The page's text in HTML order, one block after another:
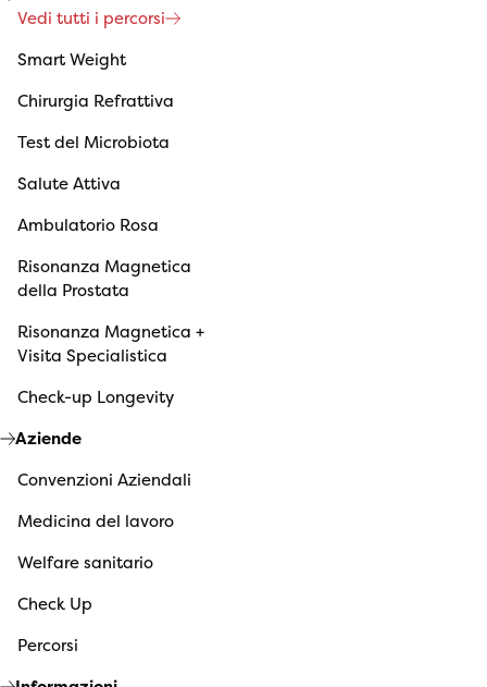
Vedi tutti i percorsi
Smart Weight
Chirurgia Refrattiva
Test del Microbiota
Salute Attiva
Ambulatorio Rosa
Risonanza Magnetica
della Prostata
Risonanza Magnetica +
Visita Specialistica
Check-up Longevity
Aziende
Convenzioni Aziendali
Medicina del lavoro
Welfare sanitario
Check Up
Percorsi